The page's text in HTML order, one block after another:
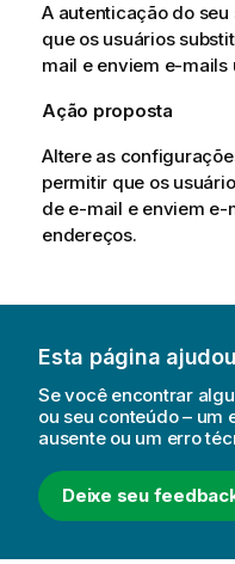
A autenticação do
que os usuários
mail e enviem e-mails
Ação proposta
Altere as
permitir que os
de e-mail e enviem e-
endereços.
Esta página
Se você encontrar
ou seu conteúdo – um
ausente ou um erro
Deixe seu